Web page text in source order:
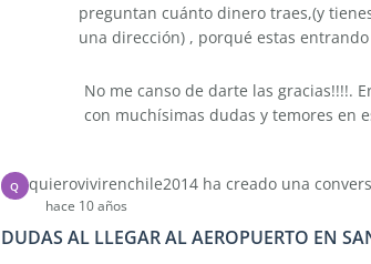
preguntan cuánto dinero traes,(y
una dirección) , porqué estas entrando
No me canso de darte las gracias!!!!.
con muchísimas dudas y temores en
Q quierovivirenchile2014 ha creado una
hace 10 años
DUDAS AL LLEGAR AL AEROPUERTO EN